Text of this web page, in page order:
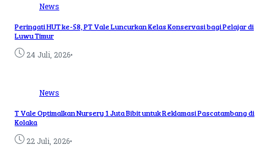
News
Peringati HUT ke-58, PT Vale Luncurkan Kelas Konservasi bagi Pelajar di
Luwu Timur
24 Juli, 2026•
News
T Vale Optimalkan Nursery 1 Juta Bibit untuk Reklamasi Pascatambang di
Kolaka
22 Juli, 2026•